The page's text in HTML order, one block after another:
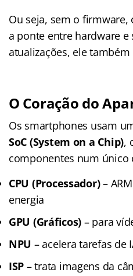
Ou seja, sem o firmware,
a ponte entre hardware e
atualizações, ele
O Coração do
Os smartphones usam
SoC (System on a Chip),
componentes num único
CPU (Processador)–
energia
GPU (Gráficos) – para
NPU – acelera tarefas de
ISP – trata imagens da